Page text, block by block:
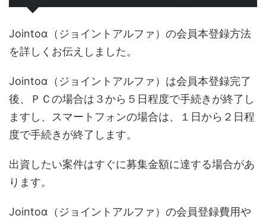
Jointoα（ジョイントアルファ）の会員本登録方法
を詳しくお伝えしました。
Jointoα（ジョイントアルファ）は会員本登録完了
後、ＰＣの場合は３から５日程度で手続きが終了し
ますし、スマートフォンの場合は、１日から２日程
度で手続きが終了します。
出資したい案件はすぐに募集金額に達する場合があ
ります。
Jointoα（ジョイントアルファ）の会員登録費用や